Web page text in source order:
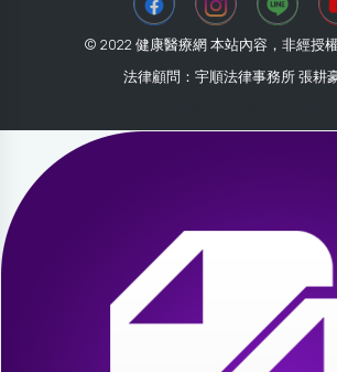
© 2022 健康醫療網 本站內容，非經授
法律顧問：宇順法律事務所 張耕